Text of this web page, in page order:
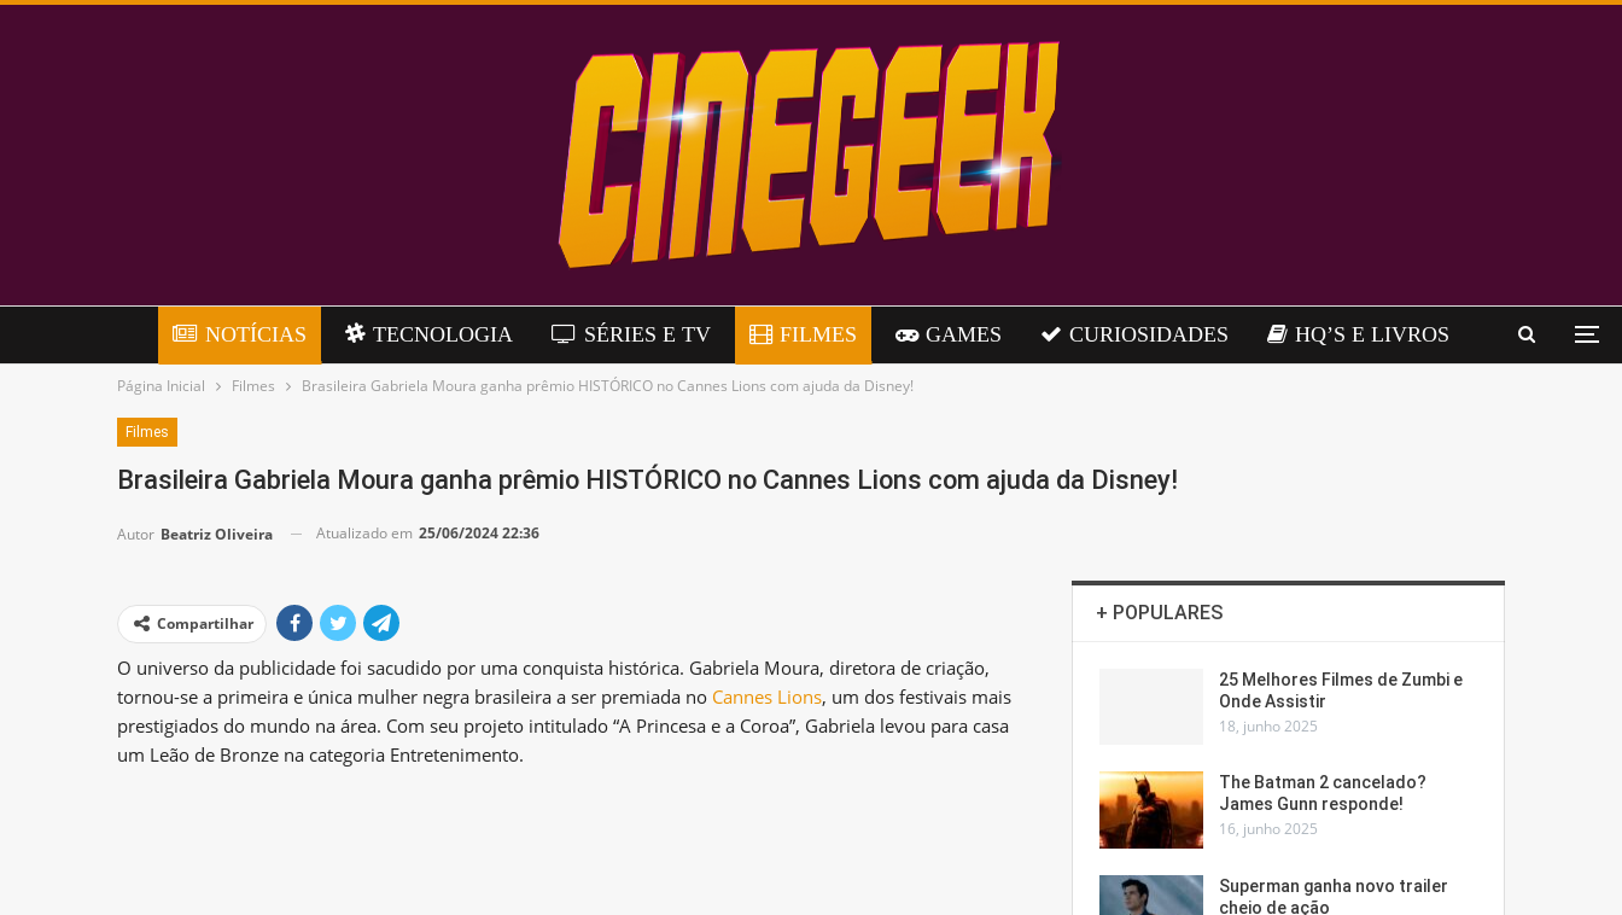
NOTÍCIAS TECNOLOGIA SÉRIES E TV FILMES GAMES CURIOSIDADES HQ’S E LIVROS
Página Inicial Filmes Brasileira Gabriela Moura ganha prêmio HISTÓRICO no Cannes Lions com ajuda da Disney!
Filmes
Brasileira Gabriela Moura ganha prêmio HISTÓRICO no Cannes Lions com ajuda da Disney!
Autor Beatriz Oliveira Atualizado em 25/06/2024 22:36
Compartilhar
O universo da publicidade foi sacudido por uma conquista histórica. Gabriela Moura, diretora de criação,
tornou-se a primeira e única mulher negra brasileira a ser premiada no Cannes Lions, um dos festivais mais
prestigiados do mundo na área. Com seu projeto intitulado “A Princesa e a Coroa”, Gabriela levou para casa
um Leão de Bronze na categoria Entretenimento.
+ POPULARES
25 Melhores Filmes de Zumbi e
Onde Assistir
18, junho 2025
The Batman 2 cancelado?
James Gunn responde!
16, junho 2025
Superman ganha novo trailer
cheio de ação